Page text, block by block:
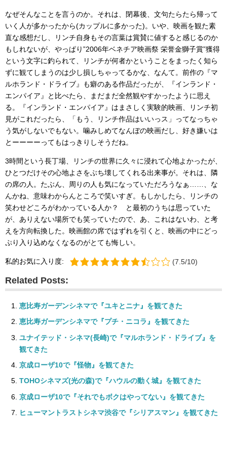
なぜそんなことを言うのか。それは、閉幕後、文句たらたら帰って
いく人が多かったから(カップルに多かった)。いや、映画を観た素
直な感想だし、リンチ自身もその言葉は賞賛に値すると感じるのか
もしれないが、やっぱり”2006年ベネチア映画祭 栄誉金獅子賞”獲得
という文字に釣られて、リンチが何者かということをまったく知ら
ずに観てしまうのは少し損しちゃってるかな、なんて。前作の『マ
ルホランド・ドライブ』も癖のある作品だったが、『インランド・
エンパイア』と比べたら、まだまだ全然観やすかったように思え
る。『インランド・エンパイア』はまさしく実験的映画、リンチ初
見がこれだったら、「もう、リンチ作品はいいっス」ってなっちゃ
う気がしないでもない。噛みしめてなんぼの映画だし、好き嫌いは
とーーーーってもはっきりしそうだね。
3時間という長丁場、リンチの世界に久々に浸れて心地よかったが、
ひとつだけその心地よさをぶち壊してくれる出来事が。それは、隣
の席の人。たぶん、周りの人も気になっていただろうなぁ……、な
んかね、意味わからんところで笑いすぎ。もしかしたら、リンチの
笑わせどころがわかっている人か？ と最初のうちは思っていた
が、ありえない場所でも笑っていたので、あ、これはないわ、と考
えを方向転換した。映画館の席ではずれを引くと、映画の中にどっ
ぷり入り込めなくなるのがとても悔しい。
私的お気に入り度: (7.5/10)
Related Posts:
恵比寿ガーデンシネマで『ユキとニナ』を観てきた
恵比寿ガーデンシネマで『プチ・ニコラ』を観てきた
ユナイテッド・シネマ(長崎)で『マルホランド・ドライブ』を
観てきた
京成ローザ10で『怪物』を観てきた
TOHOシネマズ(光の森)で『ハウルの動く城』を観てきた
京成ローザ10で『それでもボクはやってない』を観てきた
ヒューマントラストシネマ渋谷で『シリアスマン』を観てきた